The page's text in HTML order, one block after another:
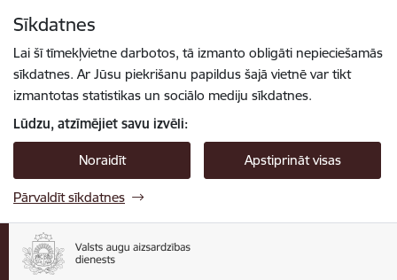
Sīkdatnes
Lai šī tīmekļvietne darbotos, tā izmanto obligāti nepieciešamās
sīkdatnes. Ar Jūsu piekrišanu papildus šajā vietnē var tikt
izmantotas statistikas un sociālo mediju sīkdatnes.
Lūdzu, atzīmējiet savu izvēli:
Noraidīt Apstiprināt visas
Pārvaldīt sīkdatnes